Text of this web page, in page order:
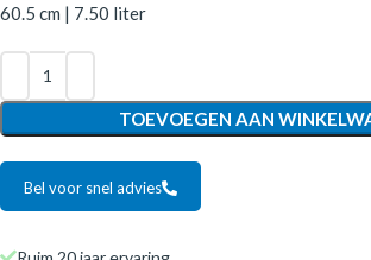
60.5 cm | 7.50 liter
TOEVOEGEN AAN
Bel voor snel advies